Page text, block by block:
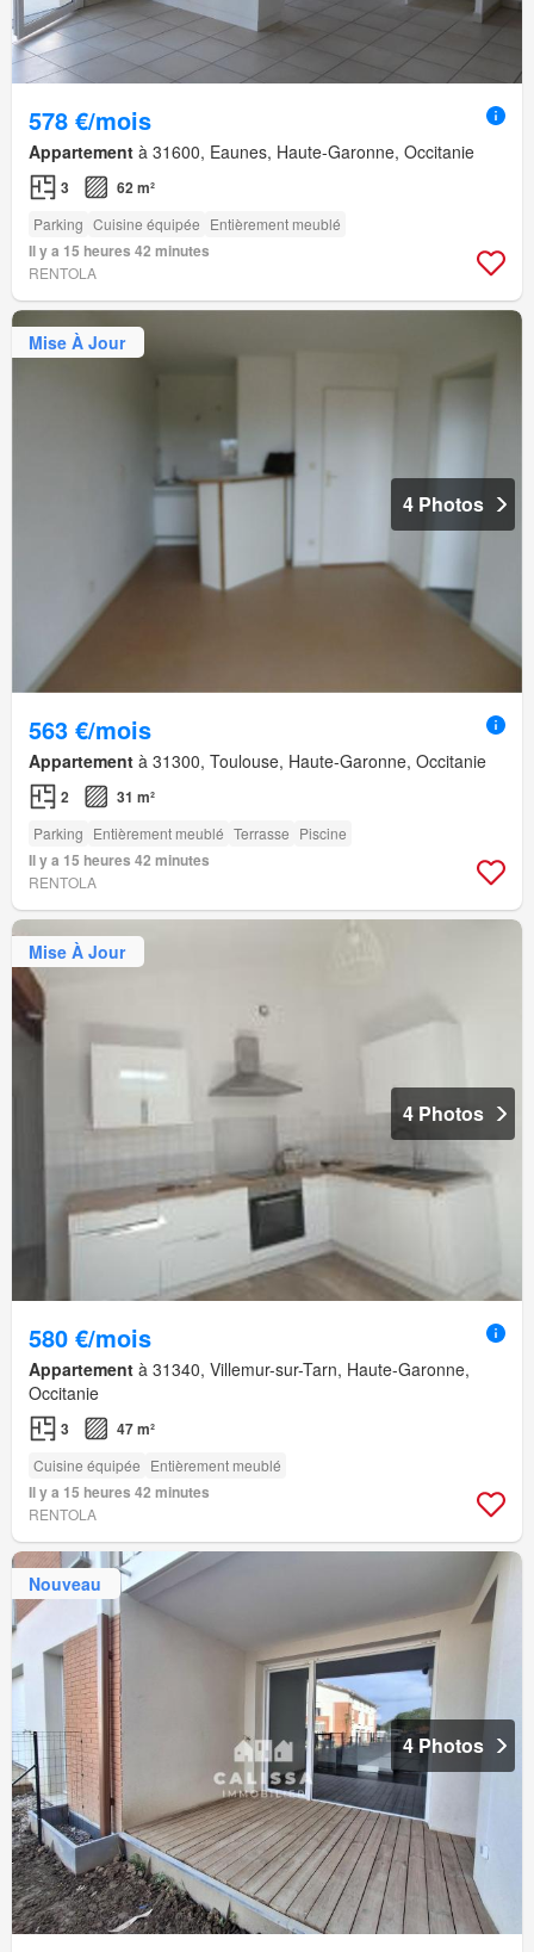
578 €/mois
Appartement à 31600, Eaunes, Haute-Garonne, Occitanie
3 62 m²
Parking Cuisine équipée Entièrement meublé
Il y a 15 heures 42 minutes
RENTOLA
Mise À Jour
4 Photos
563 €/mois
Appartement à 31300, Toulouse, Haute-Garonne, Occitanie
2 31 m²
Parking Entièrement meublé Terrasse Piscine
Il y a 15 heures 42 minutes
RENTOLA
Mise À Jour
4 Photos
580 €/mois
Appartement à 31340, Villemur-sur-Tarn, Haute-Garonne,
Occitanie
3 47 m²
Cuisine équipée Entièrement meublé
Il y a 15 heures 42 minutes
RENTOLA
Nouveau
4 Photos